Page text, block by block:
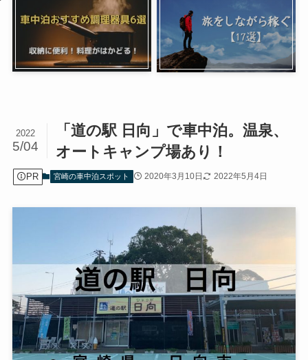
「道の駅 日向」で車中泊。温泉、
オートキャンプ場あり！
2022
5/04
PR 宮崎の車中泊スポット 2020年3月10日 2022年5月4日